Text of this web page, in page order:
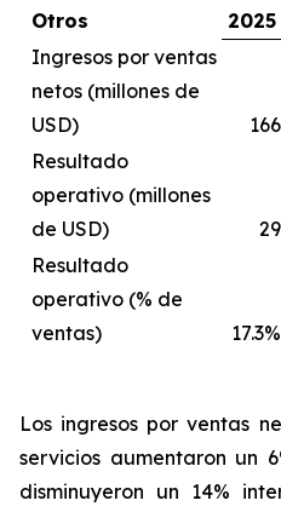
Otros
2025
Ingresos por ventas
netos (millones de
USD)
166
Resultado
operativo (millones
de USD)
29
Resultado
operativo (% de
ventas)
17.3%
Los ingresos por ventas
servicios aumentaron un
disminuyeron un 14%